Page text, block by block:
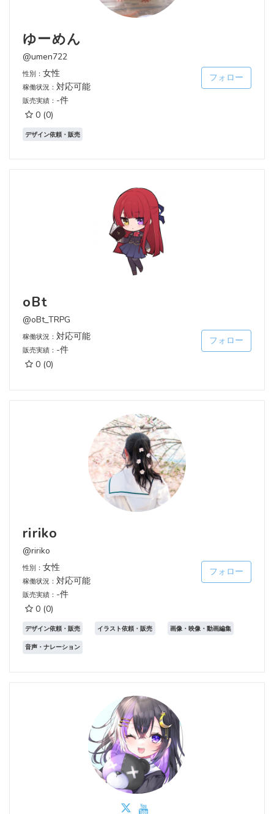
ゆーめん
@umen722
性別： 女性
稼働状況： 対応可能
販売実績： -件
0 (0)
フォロー
デザイン依頼・販売
oBt
@oBt_TRPG
稼働状況： 対応可能
販売実績： -件
0 (0)
フォロー
ririko
@ririko
性別： 女性
稼働状況： 対応可能
販売実績： -件
0 (0)
フォロー
デザイン依頼・販売 イラスト依頼・販売 画像・映像・動画編集
音声・ナレーション